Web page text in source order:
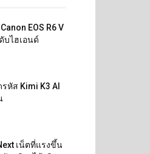
EOS R6 V
บไฮเอนด์
หัส Kimi K3 AI
เน็ตที่แรงขึ้น